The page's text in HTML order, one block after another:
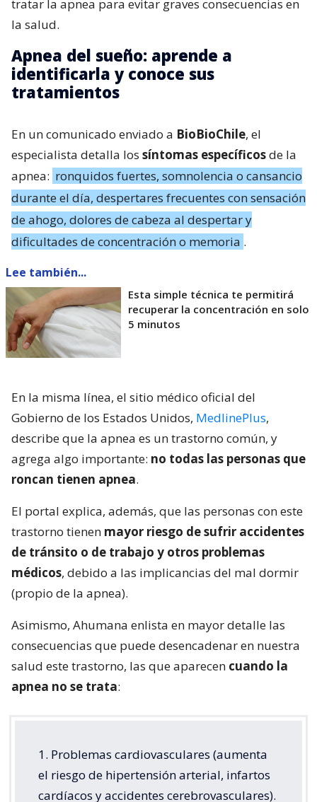
tratar la apnea para evitar graves consecuencias en
la salud.
Apnea del sueño: aprende a
identificarla y conoce sus
tratamientos
En un comunicado enviado a BioBioChile, el
especialista detalla los síntomas específicosde la
apnea: ronquidos fuertes, somnolencia o cansancio
durante el día, despertares frecuentes con sensación
de ahogo, dolores de cabeza al despertar y
dificultades de concentración o memoria .
Lee también...
Esta simple técnica te permitirá
recuperar la concentración en solo
5 minutos
En la misma línea, el sitio médico oficial del
Gobierno de los Estados Unidos, MedlinePlus,
describe que la apnea es un trastorno común, y
agrega algo importante: no todas las personas que
roncan tienen apnea.
El portal explica, además, que las personas con este
trastorno tienen mayor riesgo de sufrir accidentes
de tránsito o de trabajo y otros problemas
médicos, debido a las implicancias del mal dormir
(propio de la apnea).
Asimismo, Ahumana enlista en mayor detalle las
consecuencias que puede desencadenar en nuestra
salud este trastorno, las que aparecen cuando la
apnea no se trata:
1. Problemas cardiovasculares (aumenta
el riesgo de hipertensión arterial, infartos
cardíacos y accidentes cerebrovasculares).